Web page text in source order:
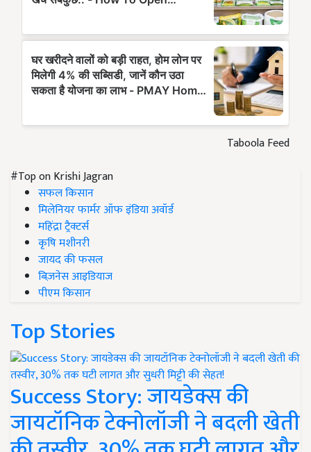
Taboola Feed
#Top on Krishi Jagran
सफल किसान
मिलेनियर फार्मर ऑफ इंडिया अवॉर्ड
महिंद्रा ट्रैक्टर्स
कृषि मशीनरी
जायद की फसल
बिज़नेस आइडियाज
पीएम किसान
Top Stories
Success Story: जायडेक्स की
जायटॉनिक टेक्नोलॉजी ने बदली खेती